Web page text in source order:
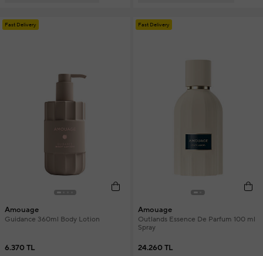
Fast Delivery
Amouage
Guidance 360ml Body Lotion
6.370 TL
Fast Delivery
Amouage
Outlands Essence De Parfum 100 ml
Spray
24.260 TL